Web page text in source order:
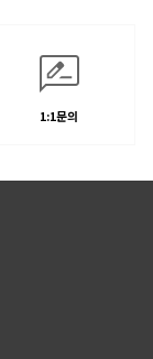
1:1문의